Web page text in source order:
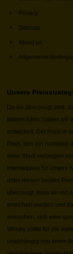
Privacy
Sitemap
About us
Allgemeine
Unsere
Da wir überzeugt sind,
trinken kann, haben wir
entwickelt. Der Preis in
Preis, den ein normaler
einer Stadt verlangen
Internetpreis für unsere
unter diesen beiden
überzeugt, dass wir mit
erreichen werden und
wünschen, sich eine
Whisky sollte für die
unabhängig von ihrem